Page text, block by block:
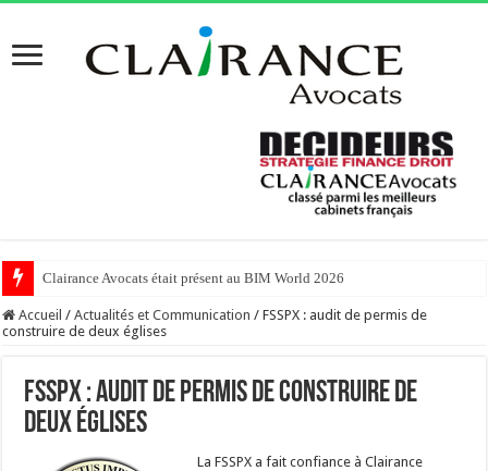
Clairance Avocats était présent au BIM World 2026
Accueil / Actualités et Communication / FSSPX : audit de permis de
construire de deux églises
FSSPX : audit de permis de construire de
deux églises
La FSSPX a fait confiance à Clairance